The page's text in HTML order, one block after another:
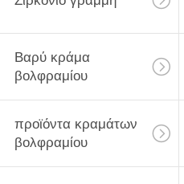
Βαρύ κράμα
βολφραμίου
προϊόντα κραμάτων
βολφραμίου